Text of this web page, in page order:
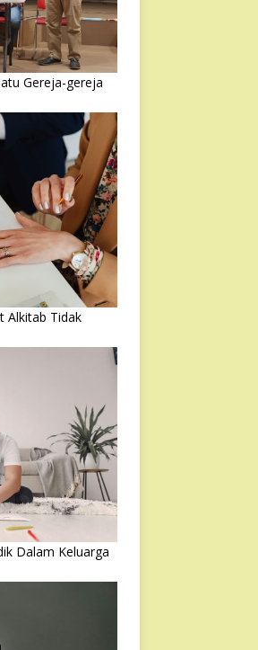
Gereja-gereja
Alkitab Tidak
Dalam Keluarga